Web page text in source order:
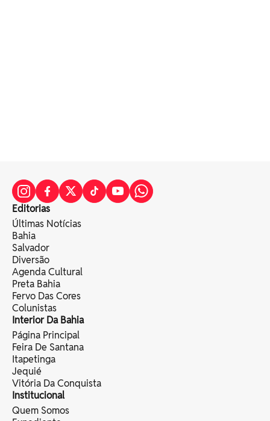
Editorias
Últimas Notícias
Bahia
Salvador
Diversão
Agenda Cultural
Preta Bahia
Fervo Das Cores
Colunistas
Interior Da Bahia
Página Principal
Feira De Santana
Itapetinga
Jequié
Vitória Da Conquista
Institucional
Quem Somos